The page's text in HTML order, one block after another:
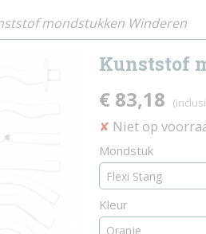
mondstukken Winderen
Kunststof
€ 83,18
✘ Niet op
Mondstuk
Kleur